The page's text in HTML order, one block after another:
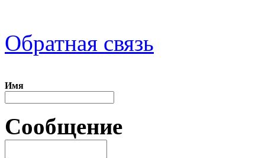
Обратная связь
Имя
Сообщение